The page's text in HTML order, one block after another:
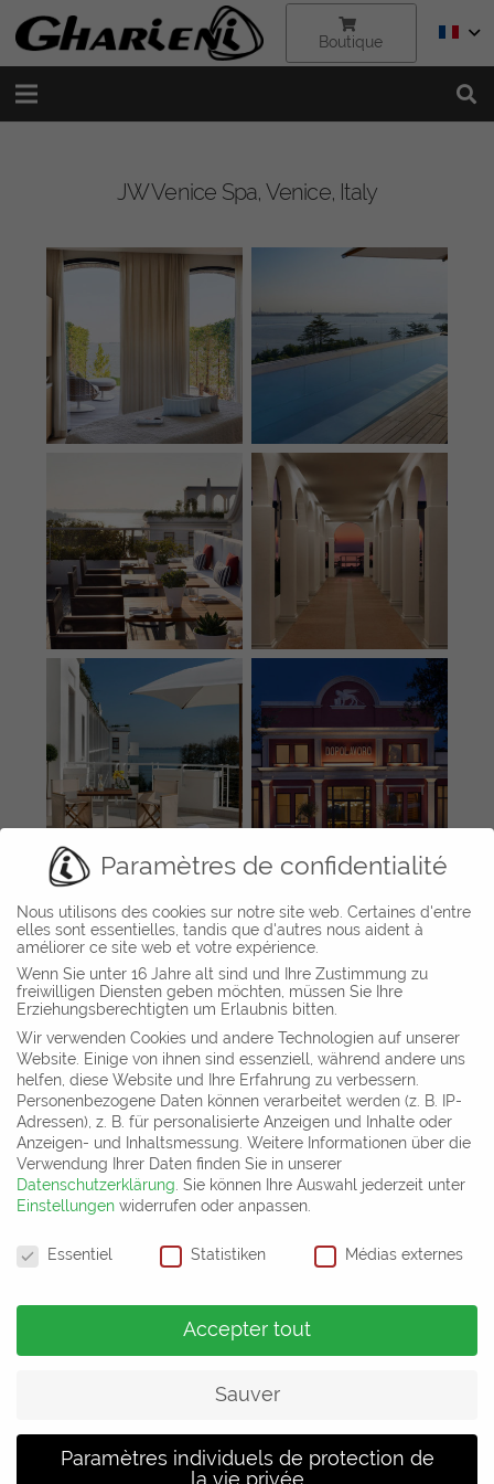
Boutique
JW Venice Spa, Venice, Italy
Guerlain Champs-
Elysées, Paris, France
Four Seasons Hotel The
Westcliff,
Johannesburg, ZA
Département commercial et salle d´exposition
Cliquez ici pour découvrir nos implantations internationales
Paramètres de confidentialité
Nous utilisons des cookies sur notre site web. Certaines d'entre
elles sont essentielles, tandis que d'autres nous aident à
améliorer ce site web et votre expérience.
Wenn Sie unter 16 Jahre alt sind und Ihre Zustimmung zu
freiwilligen Diensten geben möchten, müssen Sie Ihre
Erziehungsberechtigten um Erlaubnis bitten.
Wir verwenden Cookies und andere Technologien auf unserer
Website. Einige von ihnen sind essenziell, während andere uns
helfen, diese Website und Ihre Erfahrung zu verbessern.
Personenbezogene Daten können verarbeitet werden (z. B. IP-
Adressen), z. B. für personalisierte Anzeigen und Inhalte oder
Anzeigen- und Inhaltsmessung. Weitere Informationen über die
Verwendung Ihrer Daten finden Sie in unserer
Datenschutzerklärung Sie können Ihre Auswahl jederzeit unter
Einstellungen widerrufen oder anpassen.
Essentiel
Statistiken Médias externes
Accepter tout
Sauver
Paramètres individuels de protection de